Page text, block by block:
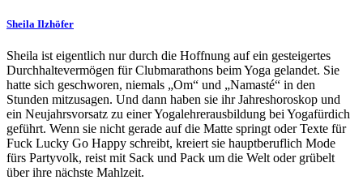
Sheila Ilzhöfer
Sheila ist eigentlich nur durch die Hoffnung auf ein gesteigertes
Durchhaltevermögen für Clubmarathons beim Yoga gelandet. Sie
hatte sich geschworen, niemals „Om“ und „Namasté“ in den
Stunden mitzusagen. Und dann haben sie ihr Jahreshoroskop und
ein Neujahrsvorsatz zu einer Yogalehrerausbildung bei Yogafürdich
geführt. Wenn sie nicht gerade auf die Matte springt oder Texte für
Fuck Lucky Go Happy schreibt, kreiert sie hauptberuflich Mode
fürs Partyvolk, reist mit Sack und Pack um die Welt oder grübelt
über ihre nächste Mahlzeit.